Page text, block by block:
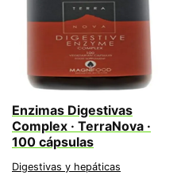
Enzimas Digestivas
Complex · TerraNova ·
100 cápsulas
Digestivas y hepáticas